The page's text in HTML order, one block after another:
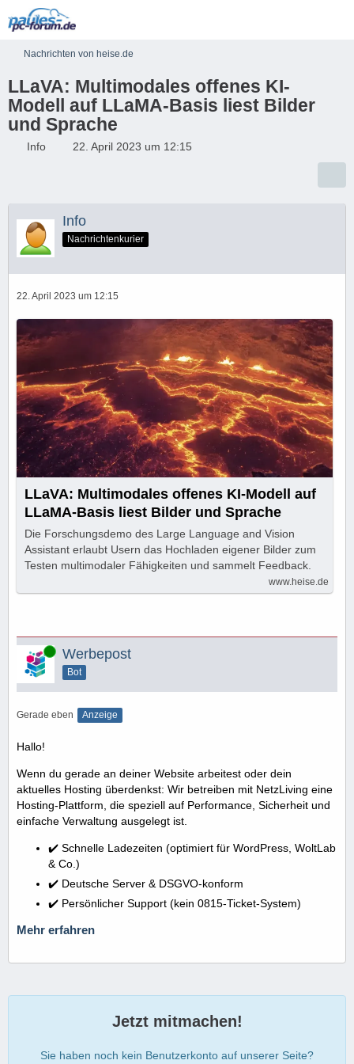
Nachrichten von heise.de
LLaVA: Multimodales offenes KI-
Modell auf LLaMA-Basis liest Bilder
und Sprache
Info 22. April 2023 um 12:15
Info
Nachrichtenkurier
22. April 2023 um 12:15
LLaVA: Multimodales offenes KI-Modell auf
LLaMA-Basis liest Bilder und Sprache
Die Forschungsdemo des Large Language and Vision
Assistant erlaubt Usern das Hochladen eigener Bilder zum
Testen multimodaler Fähigkeiten und sammelt Feedback.
www.heise.de
Online Werbepost
Bot
Gerade eben Anzeige
Hallo!
Wenn du gerade an deiner Website arbeitest oder dein
aktuelles Hosting überdenkst: Wir betreiben mit NetzLiving eine
Hosting-Plattform, die speziell auf Performance, Sicherheit und
einfache Verwaltung ausgelegt ist.
✔️ Schnelle Ladezeiten (optimiert für WordPress, WoltLab
& Co.)
✔️ Deutsche Server & DSGVO-konform
✔️ Persönlicher Support (kein 0815-Ticket-System)
Mehr erfahren
Jetzt mitmachen!
Sie haben noch kein Benutzerkonto auf unserer Seite?